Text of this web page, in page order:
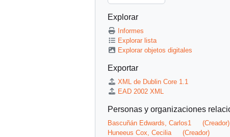
Explorar
Informes
Explorar lista
Explorar objetos digitales
Exportar
XML de Dublin Core 1.1
EAD 2002 XML
Personas y organizaciones
Bascuñán Edwards, Carlos1
(Creador)
Huneeus Cox, Cecilia
(Creador)